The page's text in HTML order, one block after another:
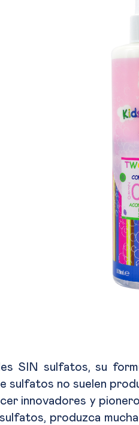
SIN sulfatos, su
sulfatos no suelen
innovadores y
produzca